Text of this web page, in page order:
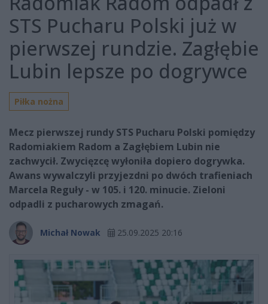
STS Pucharu Polski już w
pierwszej rundzie. Zagłębie
Lubin lepsze po dogrywce
Piłka nożna
Mecz pierwszej rundy STS Pucharu Polski pomiędzy
Radomiakiem Radom a Zagłębiem Lubin nie
zachwycił. Zwycięzcę wyłoniła dopiero dogrywka.
Awans wywalczyli przyjezdni po dwóch trafieniach
Marcela Reguły - w 105. i 120. minucie. Zieloni
odpadli z pucharowych zmagań.
Michał Nowak 25.09.2025 20:16